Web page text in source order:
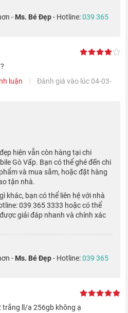
này còn cho phép thực hiện đến
giây, giúp mang đến trải nghiệm
trong mọi hoạt động của người
trên smartphone
- Ms. Bé Đẹp- Hotline:039 365
luận
Đánh giá vào lúc 04-03-
hiện vẫn còn hàng tại chi
Gò Vấp. Bạn có thể ghé đến chi
và mua sắm, hoặc đặt hàng
tận nhà.
khác, bạn có thể liên hệ với nhà
039 365 3333 hoặc có thể
giải đáp nhanh và chính xác
- Ms. Bé Đẹp- Hotline:039 365
trắng ll/a 256gb không ạ